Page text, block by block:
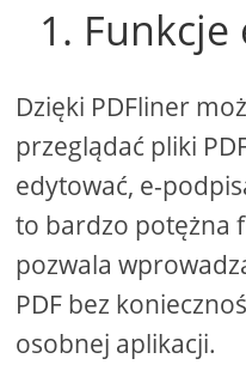
1. Funkcje
Dzięki PDFliner
przeglądać pliki
edytować, e-
to bardzo potężna
pozwala
PDF bez
osobnej aplikacji.